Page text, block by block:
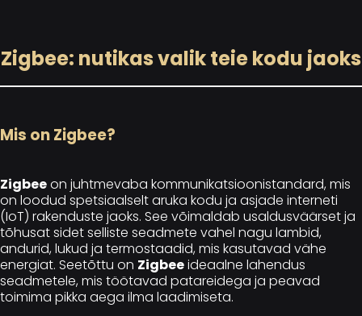
Zigbee: nutikas valik teie kodu jaoks
Mis on Zigbee?
Zigbeeon juhtmevaba kommunikatsioonistandard, mis
on loodud spetsiaalselt aruka kodu ja asjade interneti
(IoT) rakenduste jaoks. See võimaldab usaldusväärset ja
tõhusat sidet selliste seadmete vahel nagu lambid,
andurid, lukud ja termostaadid, mis kasutavad vähe
energiat. Seetõttu on Zigbeeideaalne lahendus
seadmetele, mis töötavad patareidega ja peavad
toimima pikka aega ilma laadimiseta.